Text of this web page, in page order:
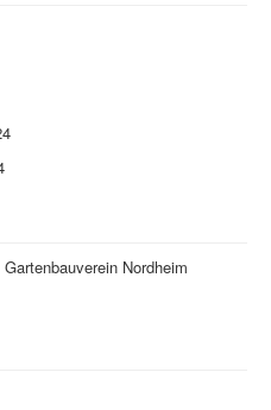
Gartenbauverein Nordheim